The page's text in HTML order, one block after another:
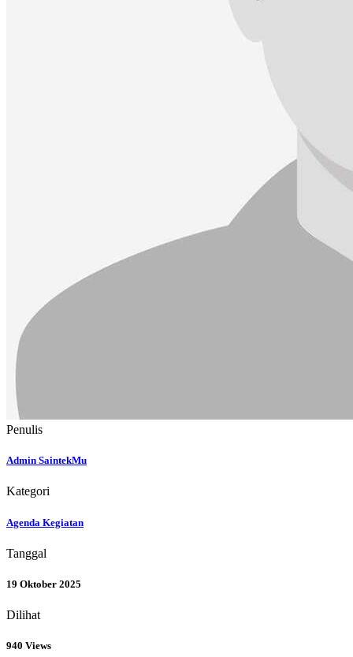
Penulis
Admin SaintekMu
Kategori
Agenda Kegiatan
Tanggal
19 Oktober 2025
Dilihat
940 Views